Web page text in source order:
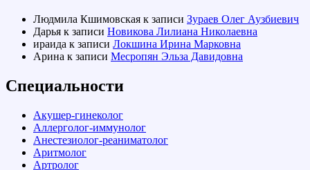
Людмила Кшимовская к записи Зураев Олег Аузбиевич
Дарья к записи Новикова Лилиана Николаевна
ираида к записи Локшина Ирина Марковна
Арина к записи Месропян Эльза Давидовна
Специальности
Акушер-гинеколог
Аллерголог-иммунолог
Анестезиолог-реаниматолог
Аритмолог
Артролог